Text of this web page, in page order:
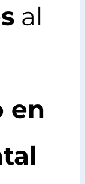
al
en